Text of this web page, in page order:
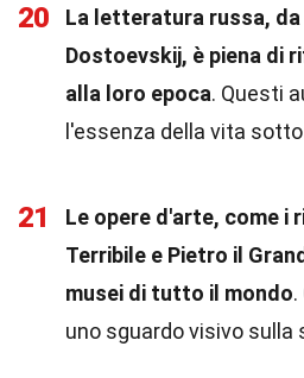
20
La letteratura russa,
Dostoevskij, è piena di
alla loro epoca. Questi
l'essenza della vita
21
Le opere d'arte, come i
Terribile e Pietro il
musei di tutto il mondo
uno sguardo visivo sulla